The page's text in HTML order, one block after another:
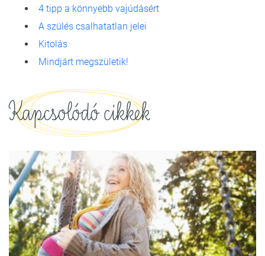
4 tipp a könnyebb vajúdásért
A szülés csalhatatlan jelei
Kitolás
Mindjárt megszületik!
Kapcsolódó cikkek